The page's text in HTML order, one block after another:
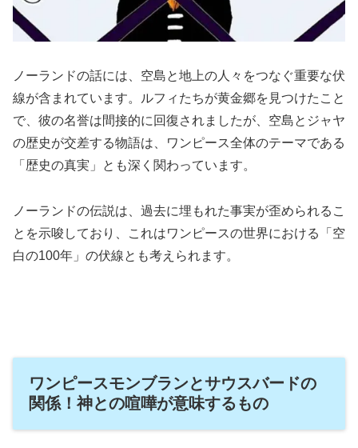
ノーランドの話には、空島と地上の人々をつなぐ重要な伏
線が含まれています。ルフィたちが黄金郷を見つけたこと
で、彼の名誉は間接的に回復されましたが、空島とジャヤ
の歴史が交差する物語は、ワンピース全体のテーマである
「歴史の真実」とも深く関わっています。
ノーランドの伝説は、過去に埋もれた事実が歪められるこ
とを示唆しており、これはワンピースの世界における「空
白の100年」の伏線とも考えられます。
ワンピースモンブランとサウスバードの
関係！神との喧嘩が意味するもの